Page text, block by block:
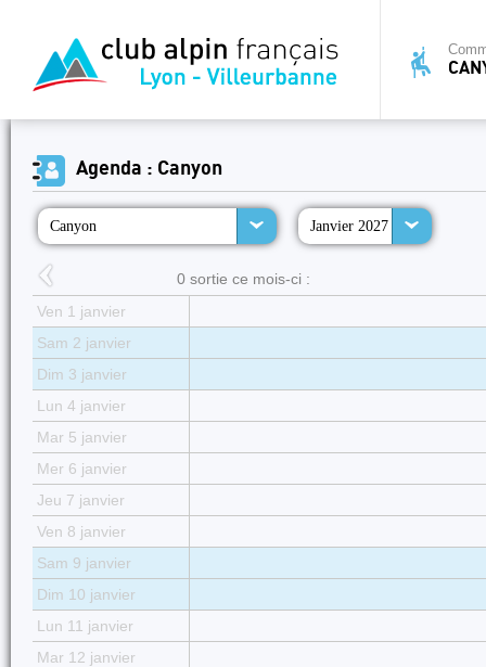
Agenda : Canyon
Canyon Janvier 2027
0 sortie ce mois-ci :
Ven 1 janvier
Sam 2 janvier
Dim 3 janvier
Lun 4 janvier
Mar 5 janvier
Mer 6 janvier
Jeu 7 janvier
Ven 8 janvier
Sam 9 janvier
Dim 10 janvier
Lun 11 janvier
Mar 12 janvier